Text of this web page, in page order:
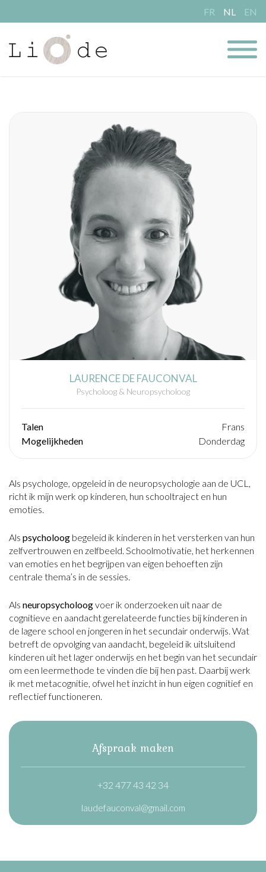
FR NL EN
LAURENCE DE FAUCONVAL
Psycholoog & Neuropsycholoog
Talen
Frans
Mogelijkheden
Donderdag
Als psychologe, opgeleid in de neuropsychologie aan de UCL,
richt ik mijn werk op kinderen, hun schooltraject en hun
emoties.
Als psycholoog begeleid ik kinderen in het versterken van hun
zelfvertrouwen en zelfbeeld. Schoolmotivatie, het herkennen
van emoties en het begrijpen van eigen behoeften zijn
centrale thema’s in de sessies.
Als neuropsycholoogvoer ik onderzoeken uit naar de
cognitieve en aandacht gerelateerde functies bij kinderen in
de lagere school en jongeren in het secundair onderwijs. Wat
betreft de opvolging van aandacht, begeleid ik uitsluitend
kinderen uit het lager onderwijs en het begin van het secundair
om een leermethode te vinden die bij hen past. Daarbij werk
ik met metacognitie, ofwel het inzicht in hun eigen cognitief en
reflectief functioneren.
Afspraak maken
+32 477 43 42 34
laudefauconval@gmail.com